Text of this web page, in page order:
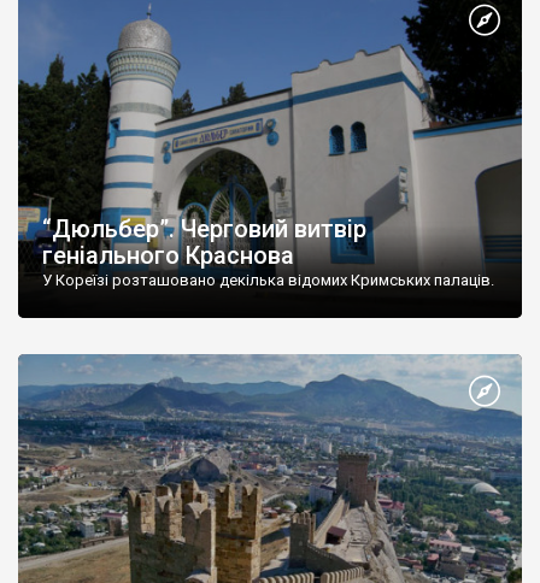
“Дюльбер”. Черговий витвір
геніального Краснова
У Кореїзі розташовано декілька відомих Кримських палаців.